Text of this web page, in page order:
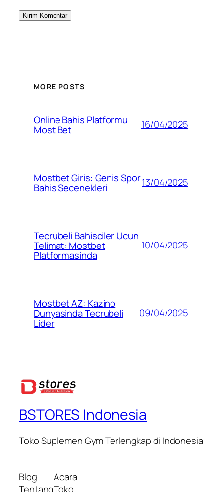
MORE POSTS
Online Bahis Platformu
Most Bet 16/04/2025
Mostbet Giris: Genis Spor
Bahis Secenekleri 13/04/2025
Tecrubeli Bahisciler Ucun
Telimat: Mostbet
Platformasinda
10/04/2025
Mostbet AZ: Kazino
Dunyasinda Tecrubeli
Lider
09/04/2025
BSTORES Indonesia
Toko Suplemen Gym Terlengkap di Indonesia
Blog
Tentang
Acara
Toko